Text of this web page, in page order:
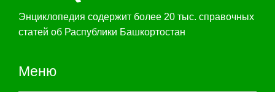
Энциклопедия содержит более 20 тыс. справочных
статей об Распублики Башкортостан
Меню